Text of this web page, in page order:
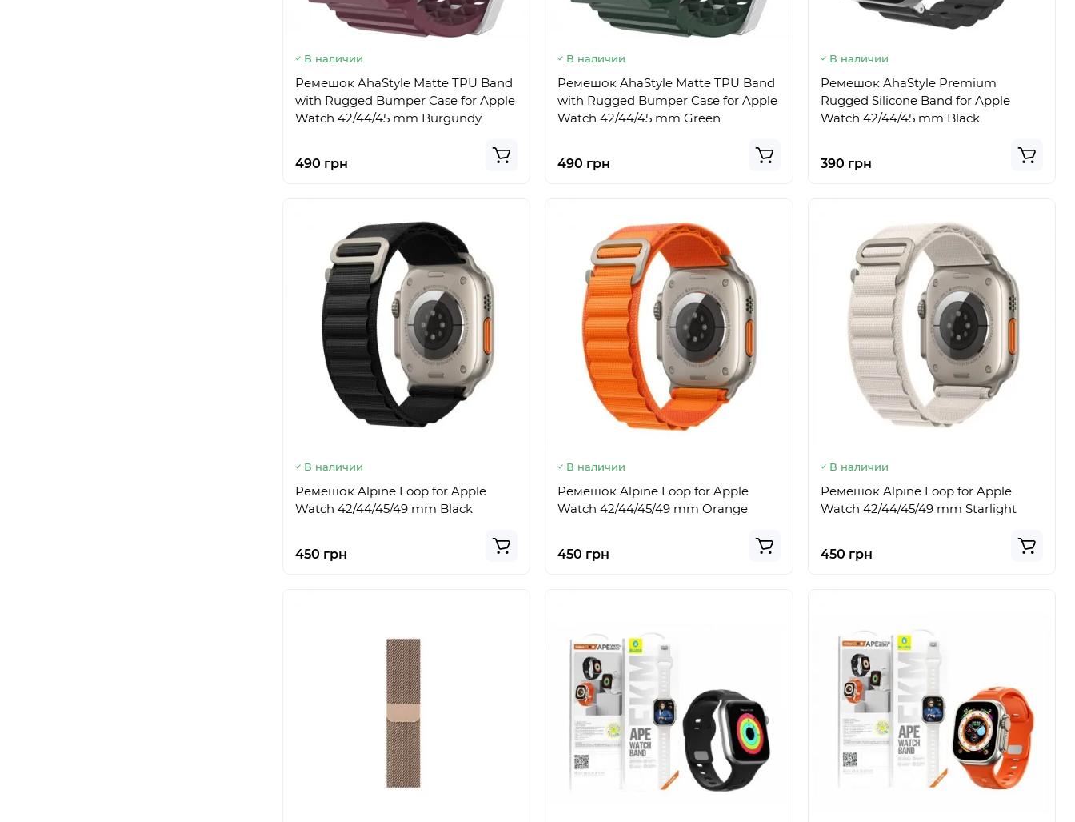
В наличии
Ремешок AhaStyle Matte TPU Band
with Rugged Bumper Case for Apple
Watch 42/44/45 mm Burgundy
490 грн
В наличии
Ремешок AhaStyle Matte TPU Band
with Rugged Bumper Case for Apple
Watch 42/44/45 mm Green
490 грн
В наличии
Ремешок AhaStyle Premium
Rugged Silicone Band for Apple
Watch 42/44/45 mm Black
390 грн
В наличии
Ремешок Alpine Loop for Apple
Watch 42/44/45/49 mm Black
450 грн
В наличии
Ремешок Alpine Loop for Apple
Watch 42/44/45/49 mm Orange
450 грн
В наличии
Ремешок Alpine Loop for Apple
Watch 42/44/45/49 mm Starlight
450 грн